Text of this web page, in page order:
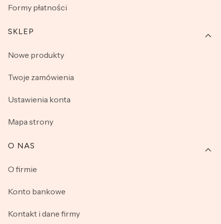
Formy płatności
SKLEP
Nowe produkty
Twoje zamówienia
Ustawienia konta
Mapa strony
O NAS
O firmie
Konto bankowe
Kontakt i dane firmy